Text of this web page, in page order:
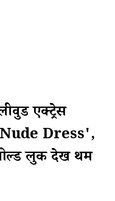
एक्ट्रेस
Dress',
लुक देख थम